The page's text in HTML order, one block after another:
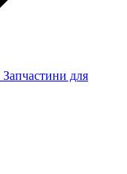
Запчастини для